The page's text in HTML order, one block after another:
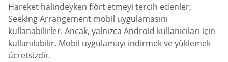
Hareket halindeyken flört etmeyi tercih edenler,
Seeking Arrangement mobil uygulamasını
kullanabilirler. Ancak, yalnızca Android kullanıcıları için
kullanılabilir. Mobil uygulamayı indirmek ve yüklemek
ücretsizdir.